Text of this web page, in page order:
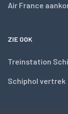
Air France
ZIE OOK
Treinstation
Schiphol vertrek